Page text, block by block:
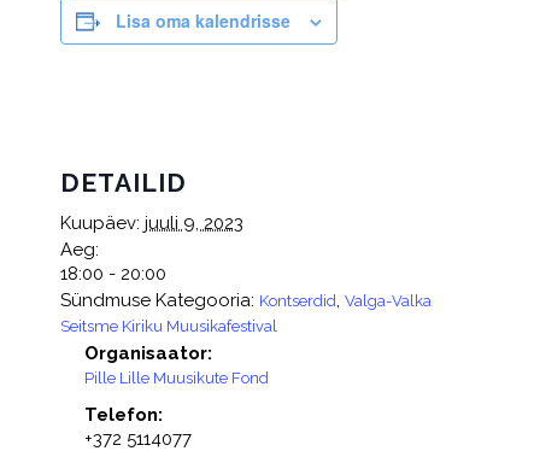
Lisa oma kalendrisse
DETAILID
Kuupäev: juuli 9, 2023
Aeg:
18:00 - 20:00
Sündmuse Kategooria: Kontserdid, Valga-Valka
Seitsme Kiriku Muusikafestival
Organisaator:
Pille Lille Muusikute Fond
Telefon:
+372 5114077